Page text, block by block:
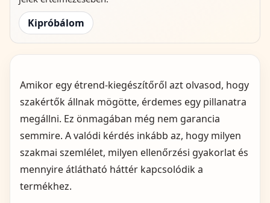
Kipróbálom
Amikor egy étrend-kiegészítőről azt olvasod, hogy
szakértők állnak mögötte, érdemes egy pillanatra
megállni. Ez önmagában még nem garancia
semmire. A valódi kérdés inkább az, hogy milyen
szakmai szemlélet, milyen ellenőrzési gyakorlat és
mennyire átlátható háttér kapcsolódik a
termékhez.